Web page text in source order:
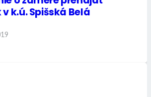
k.ú. Spišská Belá